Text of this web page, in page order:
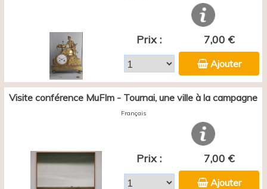
Prix : 7,00 €
Ajouter
Visite conférence MuFIm - Tournai, une ville à la campagne
Français
Prix : 7,00 €
Ajouter